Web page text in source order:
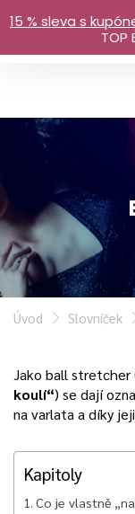
Úvod Slovníček
Jako ball stretcher
koulí“) se dají
na varlata a díky
Kapitoly
Co je vlastně
15 % sleva s
TOP